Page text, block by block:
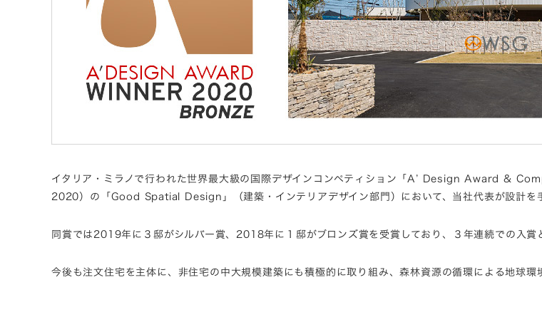
イタリア・ミラノで行われた世界最大級の国際デザインコンペティション「A’ Design Award &
2020）の「Good Spatial Design」（建築・インテリアデザイン部門）において、当社代表が設計を
同賞では2019年に３邸がシルバー賞、2018年に１邸がブロンズ賞を受賞しており、３年連続での入賞
今後も注文住宅を主体に、非住宅の中大規模建築にも積極的に取り組み、森林資源の循環による地球